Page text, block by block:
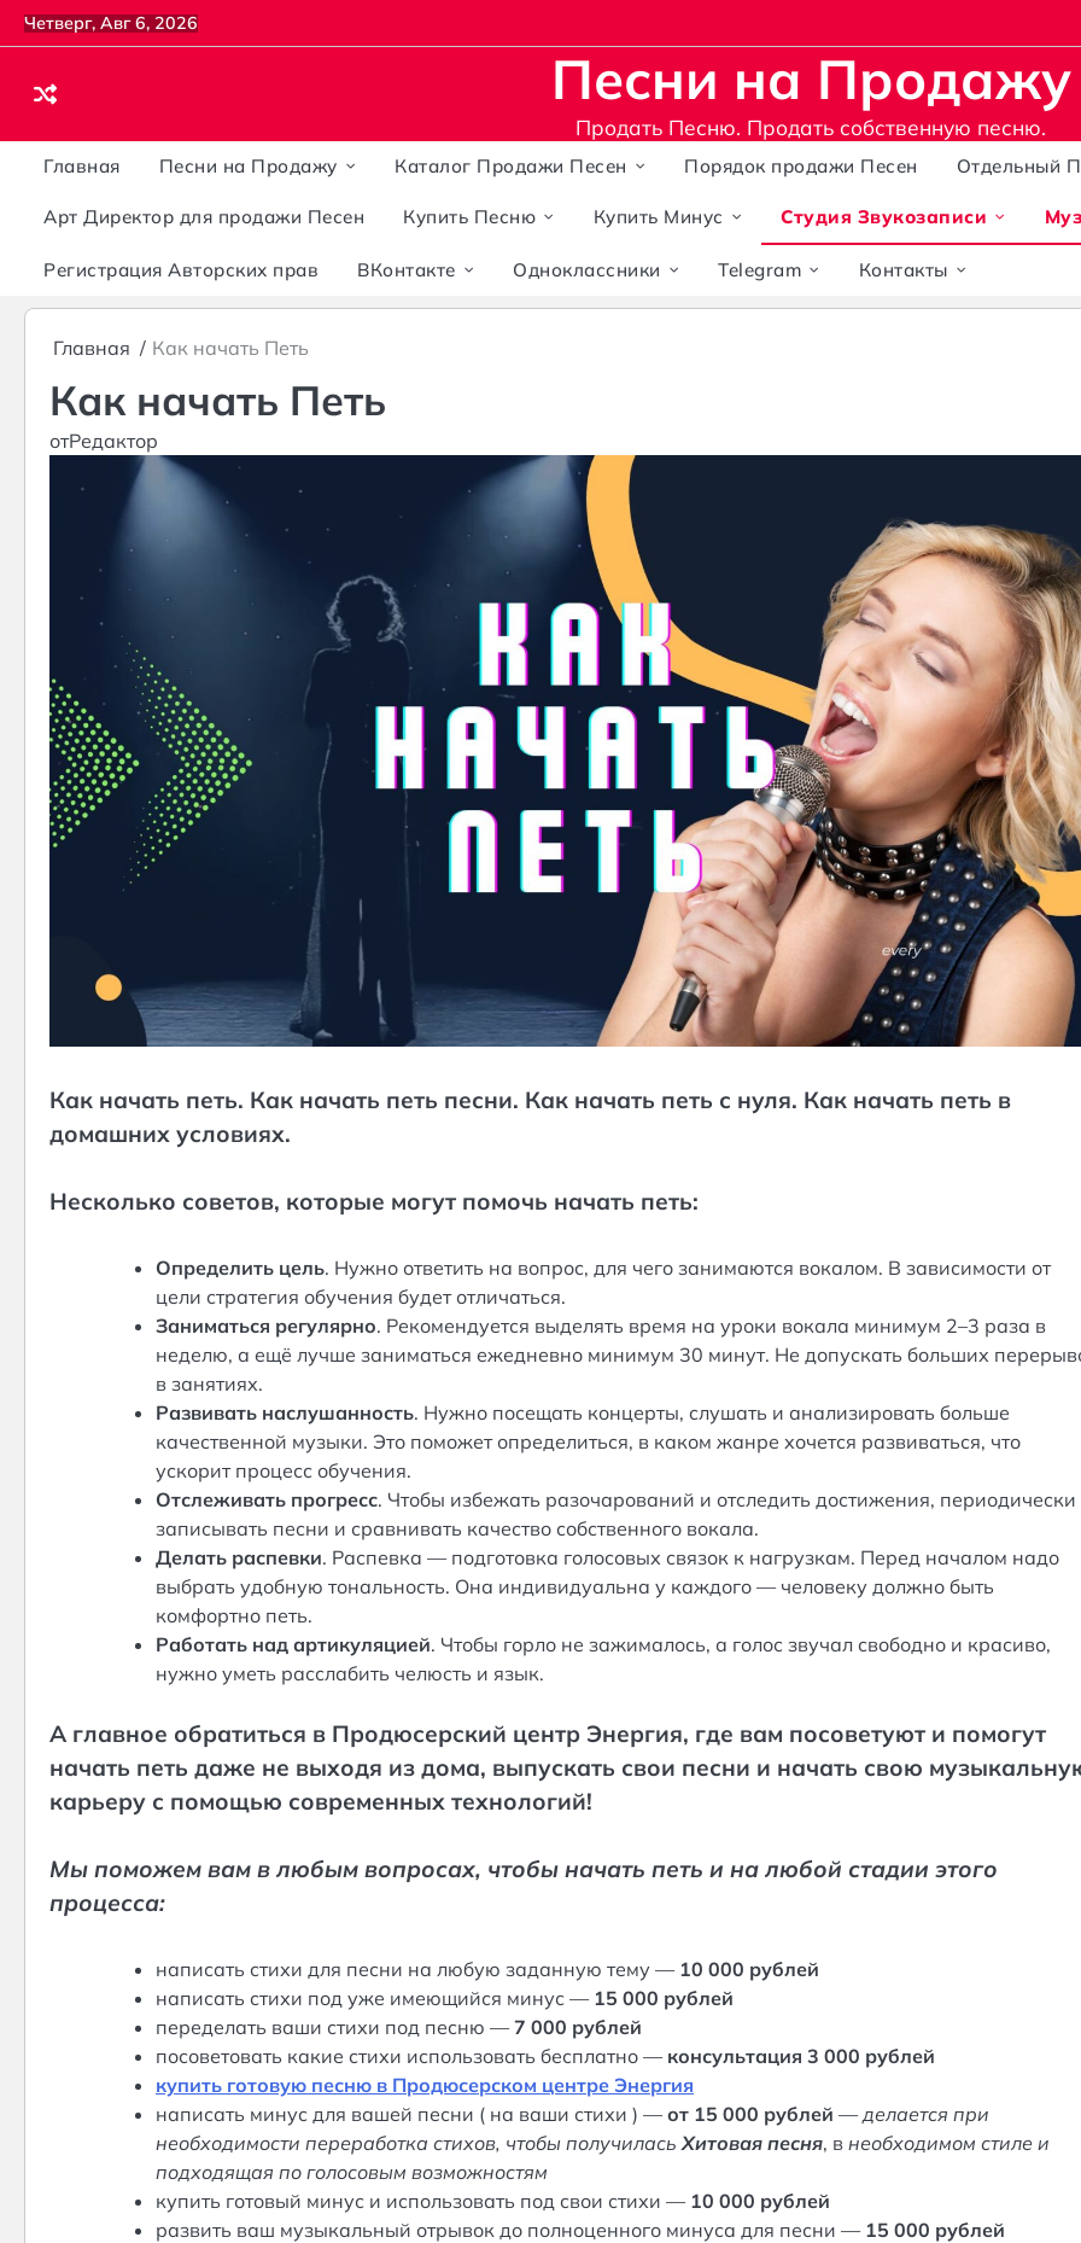
Перейти
к
Четверг, Авг 6, 2026
Песни на Продажу
Продать Песню. Продать собственную песню.
Главная Песни на Продажу Каталог Продажи Песен Порядок продажи Песен Отдельный
Арт Директор для продажи Песен Купить Песню Купить Минус Студия Звукозаписи
Регистрация Авторских прав ВКонтакте Одноклассники Telegram Контакты
Главная Как начать Петь
Как начать Петь
отРедактор
Как начать петь. Как начать петь песни. Как начать петь с нуля. Как начать петь в
домашних условиях.
Несколько советов, которые могут помочь начать петь:
Определить цель. Нужно ответить на вопрос, для чего занимаются вокалом. В зависимости от
цели стратегия обучения будет отличаться.
Заниматься регулярно. Рекомендуется выделять время на уроки вокала минимум 2–3 раза в
неделю, а ещё лучше заниматься ежедневно минимум 30 минут. Не допускать больших
в занятиях.
Развивать наслушанность. Нужно посещать концерты, слушать и анализировать больше
качественной музыки. Это поможет определиться, в каком жанре хочется развиваться, что
ускорит процесс обучения.
Отслеживать прогресс. Чтобы избежать разочарований и отследить достижения, периодически
записывать песни и сравнивать качество собственного вокала.
Делать распевки. Распевка — подготовка голосовых связок к нагрузкам. Перед началом надо
выбрать удобную тональность. Она индивидуальна у каждого — человеку должно быть
комфортно петь.
Работать над артикуляцией. Чтобы горло не зажималось, а голос звучал свободно и красиво,
нужно уметь расслабить челюсть и язык.
А главное обратиться в Продюсерский центр Энергия, где вам посоветуют и помогут
начать петь даже не выходя из дома, выпускать свои песни и начать свою
карьеру с помощью современных технологий!
Мы поможем вам в любым вопросах, чтобы начать петь и на любой стадии этого
процесса:
написать стихи для песни на любую заданную тему — 10 000 рублей
написать стихи под уже имеющийся минус — 15 000 рублей
переделать ваши стихи под песню —7 000 рублей
посоветовать какие стихи использовать бесплатно — консультация 3 000 рублей
купить готовую песню в Продюсерском центре Энергия
написать минус для вашей песни ( на ваши стихи ) —от 15 000 рублей —делается при
необходимости переработка стихов, чтобы получиласьХитовая песня, в необходимом стиле и
подходящая по голосовым возможностям
купить готовый минус и использовать под свои стихи — 10 000 рублей
развить ваш музыкальный отрывок до полноценного минуса для песни — 15 000 рублей